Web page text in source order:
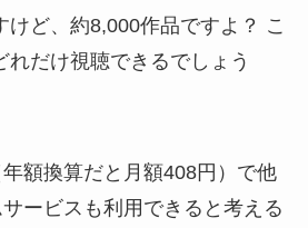
けど、約8,000作品ですよ？ こ
れだけ視聴できるでしょう
額換算だと月額408円）で他
ービスも利用できると考える